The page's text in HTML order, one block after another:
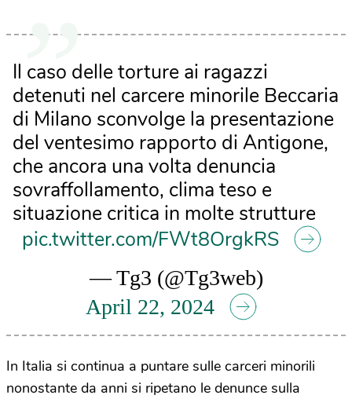
Il caso delle torture ai ragazzi
detenuti nel carcere minorile Beccaria
di Milano sconvolge la presentazione
del ventesimo rapporto di Antigone,
che ancora una volta denuncia
sovraffollamento, clima teso e
situazione critica in molte strutture
pic.twitter.com/FWt8OrgkRS
— Tg3 (@Tg3web)
April 22, 2024
In Italia si continua a puntare sulle carceri minorili
nonostante da anni si ripetano le denunce sulla